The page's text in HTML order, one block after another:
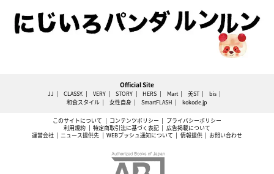
Official Site
JJ CLASSY. VERY STORY HERS Mart 美ST
bis
和食スタイル
女性自身 SmartFLASH kokode.jp
このサイトについて コンテンツポリシー
プライバシーポリシー
利用規約
特定商取引法に基づく表記
広告掲載について
運営会社
ニュース提供先 WEBプッシュ通知について 情報提供 お問い合わせ